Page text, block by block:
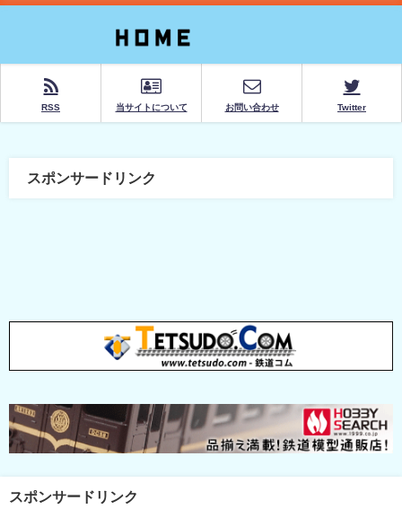
RSS 当サイトについて お問い合わせ Twitter
スポンサードリンク
スポンサードリンク